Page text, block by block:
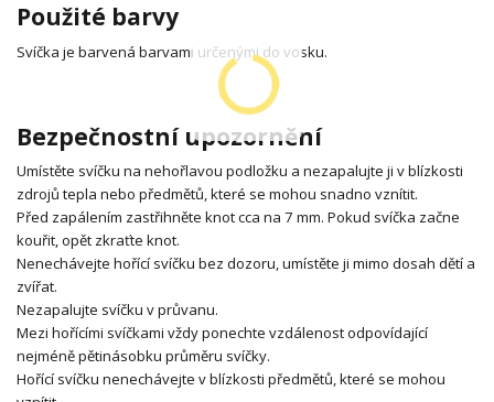
Použité barvy
Svíčka je barvená barvami určenými do vosku.
Bezpečnostní upozornění
Umístěte svíčku na nehořlavou podložku a nezapalujte ji v blízkosti
zdrojů tepla nebo předmětů, které se mohou snadno vznítit.
Před zapálením zastřihněte knot cca na 7 mm. Pokud svíčka začne
kouřit, opět zkraťte knot.
Nenechávejte hořící svíčku bez dozoru, umístěte ji mimo dosah dětí a
zvířat.
Nezapalujte svíčku v průvanu.
Mezi hořícími svíčkami vždy ponechte vzdálenost odpovídající
nejméně pětinásobku průměru svíčky.
Hořící svíčku nenechávejte v blízkosti předmětů, které se mohou